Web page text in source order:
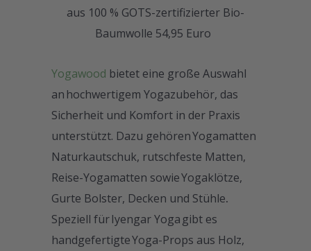
aus 100 % GOTS-zertifizierter Bio-
Baumwolle 54,95 Euro
Yogawood bietet eine große Auswahl
an hochwertigem Yogazubehör, das
Sicherheit und Komfort in der Praxis
unterstützt. Dazu gehören Yogamatten
Naturkautschuk, rutschfeste Matten,
Reise-Yogamatten sowie Yogaklötze,
Gurte Bolster, Decken und Stühle.
Speziell für Iyengar Yoga gibt es
handgefertigte Yoga-Props aus Holz,